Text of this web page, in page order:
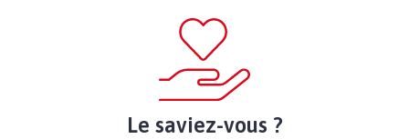
Le saviez-vous ?